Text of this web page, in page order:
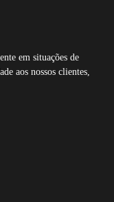
em situações de
aos nossos clientes,